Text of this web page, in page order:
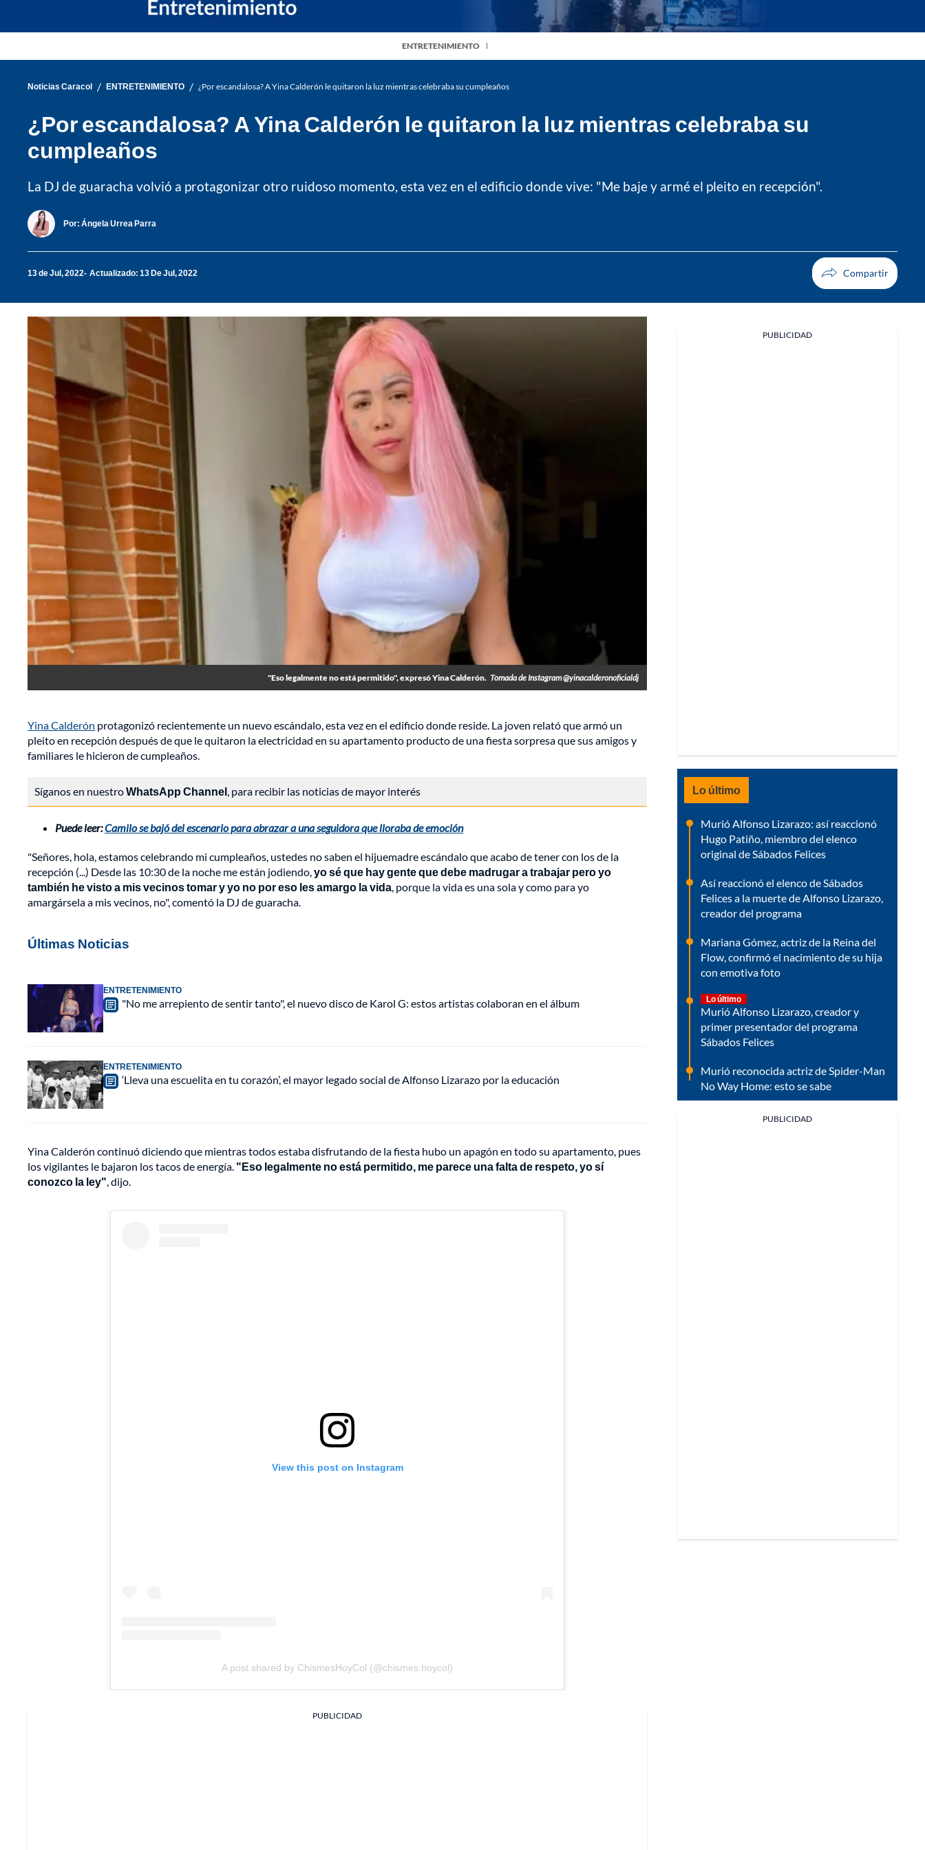
ENTRETENIMIENTO
Noticias Caracol / ENTRETENIMIENTO / ¿Por escandalosa? A Yina Calderón le quitaron la luz mientras celebraba su cumpleaños
¿Por escandalosa? A Yina Calderón le quitaron la luz mientras celebraba su
cumpleaños
La DJ de guaracha volvió a protagonizar otro ruidoso momento, esta vez en el edificio donde vive: "Me baje y armé el pleito en recepción".
Por: Ángela Urrea Parra
13 de Jul, 2022 Actualizado: 13 De Jul, 2022
"Eso legalmente no está permitido", expresó Yina Calderón. Tomada de Instagram @yinacalderonoficialdj
Yina Calderón protagonizó recientemente un nuevo escándalo, esta vez en el edificio donde reside. La joven relató que armó un
pleito en recepción después de que le quitaron la electricidad en su apartamento producto de una fiesta sorpresa que sus amigos y
familiares le hicieron de cumpleaños.
Síganos en nuestroWhatsApp Channel, para recibir las noticias de mayor interés
Puede leer:Camilo se bajó del escenario para abrazar a una seguidora que lloraba de emoción
"Señores, hola, estamos celebrando mi cumpleaños, ustedes no saben el hijuemadre escándalo que acabo de tener con los de la
recepción (...) Desde las 10:30 de la noche me están jodiendo,yo sé que hay gente que debe madrugar a trabajar pero yo
también he visto a mis vecinos tomar y yo no por eso les amargo la vida, porque la vida es una sola y como para yo
amargársela a mis vecinos, no", comentó la DJ de guaracha.
Últimas Noticias
ENTRETENIMIENTO
"No me arrepiento de sentir tanto", el nuevo disco de Karol G: estos artistas colaboran en el álbum
ENTRETENIMIENTO
‘Lleva una escuelita en tu corazón’, el mayor legado social de Alfonso Lizarazo por la educación
Yina Calderón continuó diciendo que mientras todos estaba disfrutando de la fiesta hubo un apagón en todo su apartamento, pues
los vigilantes le bajaron los tacos de energía. "Eso legalmente no está permitido, me parece una falta de respeto, yo sí
conozco la ley", dijo.
View this post on Instagram
A post shared by ChismesHoyCol (@chismes.hoycol)
PUBLICIDAD
PUBLICIDAD
Lo último
Murió Alfonso Lizarazo: así reaccionó
Hugo Patiño, miembro del elenco
original de Sábados Felices
Así reaccionó el elenco de Sábados
Felices a la muerte de Alfonso Lizarazo,
creador del programa
Mariana Gómez, actriz de la Reina del
Flow, confirmó el nacimiento de su hija
con emotiva foto
Lo último
Murió Alfonso Lizarazo, creador y
primer presentador del programa
Sábados Felices
Murió reconocida actriz de Spider-Man
No Way Home: esto se sabe
PUBLICIDAD